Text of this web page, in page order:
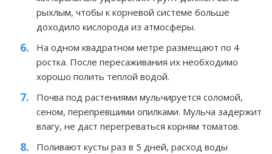
рыхлым, чтобы к корневой системе больше
доходило кислорода из атмосферы.
На одном квадратном метре размещают по 4
ростка. После пересаживания их необходимо
хорошо полить теплой водой.
Почва под растениями мульчируется соломой,
сеном, перепревшими опилками. Мульча задержит
влагу, не даст перегреваться корням томатов.
Поливают кусты раз в 5 дней, расход воды